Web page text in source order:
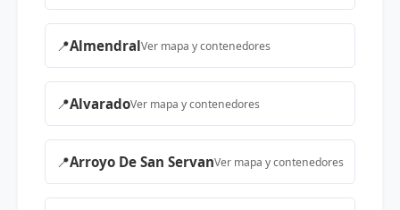
📍AlmendralVer mapa y contenedores
📍AlvaradoVer mapa y contenedores
📍Arroyo De San ServanVer mapa y contenedores